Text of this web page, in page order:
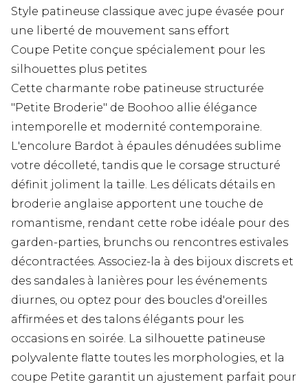
Style patineuse classique avec jupe évasée pour
une liberté de mouvement sans effort
Coupe Petite conçue spécialement pour les
silhouettes plus petites
Cette charmante robe patineuse structurée
"Petite Broderie" de Boohoo allie élégance
intemporelle et modernité contemporaine.
L'encolure Bardot à épaules dénudées sublime
votre décolleté, tandis que le corsage structuré
définit joliment la taille. Les délicats détails en
broderie anglaise apportent une touche de
romantisme, rendant cette robe idéale pour des
garden-parties, brunchs ou rencontres estivales
décontractées. Associez-la à des bijoux discrets et
des sandales à lanières pour les événements
diurnes, ou optez pour des boucles d'oreilles
affirmées et des talons élégants pour les
occasions en soirée. La silhouette patineuse
polyvalente flatte toutes les morphologies, et la
coupe Petite garantit un ajustement parfait pour